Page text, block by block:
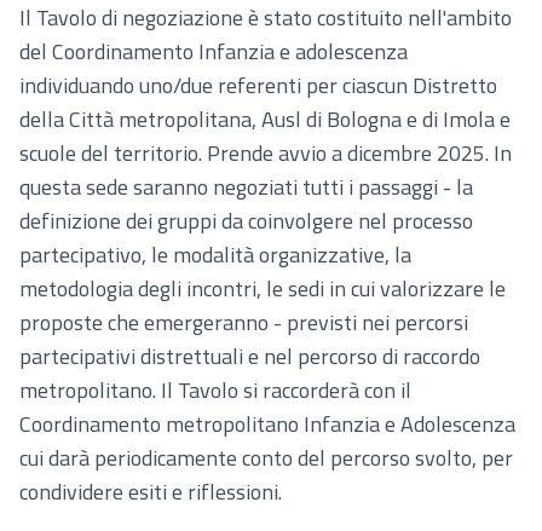
Il Tavolo di negoziazione è stato costituito nell'ambito
del Coordinamento Infanzia e adolescenza
individuando uno/due referenti per ciascun Distretto
della Città metropolitana, Ausl di Bologna e di Imola e
scuole del territorio. Prende avvio a dicembre 2025. In
questa sede saranno negoziati tutti i passaggi - la
definizione dei gruppi da coinvolgere nel processo
partecipativo, le modalità organizzative, la
metodologia degli incontri, le sedi in cui valorizzare le
proposte che emergeranno - previsti nei percorsi
partecipativi distrettuali e nel percorso di raccordo
metropolitano. Il Tavolo si raccorderà con il
Coordinamento metropolitano Infanzia e Adolescenza
cui darà periodicamente conto del percorso svolto, per
condividere esiti e riflessioni.